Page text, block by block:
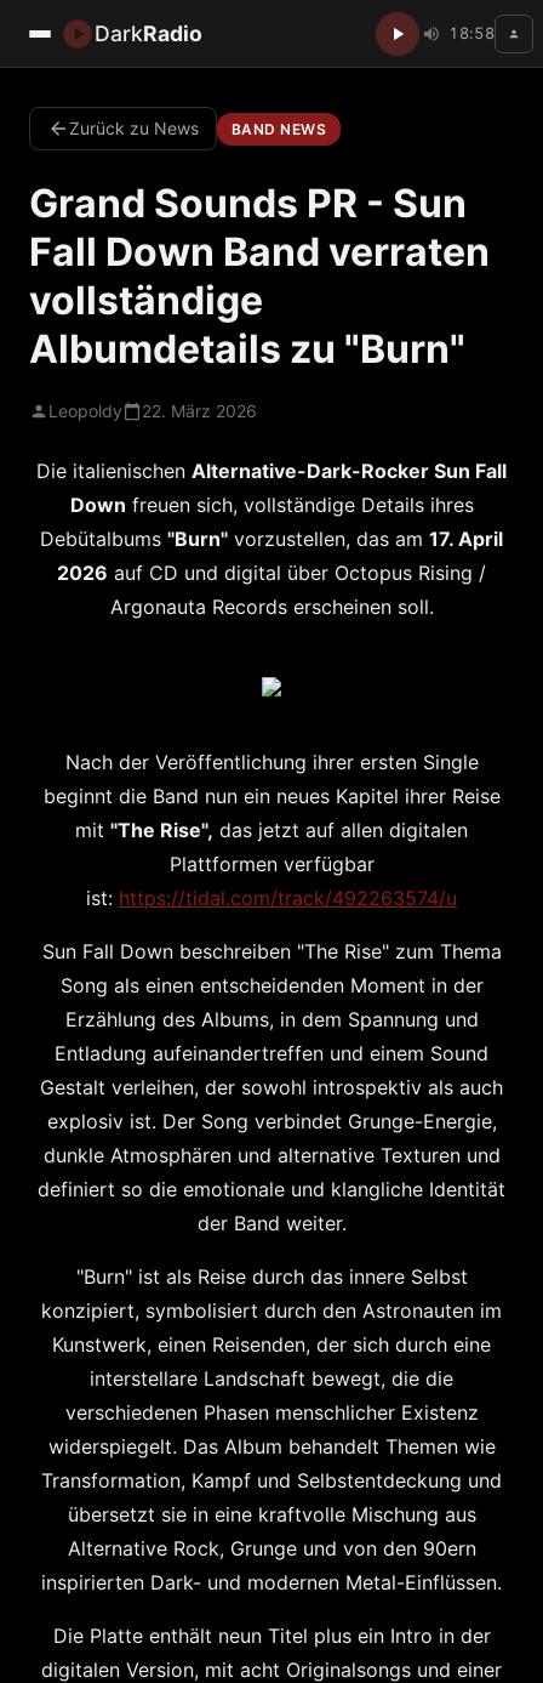
DarkRadio 18:58
Zurück zu News BAND NEWS
Grand Sounds PR - Sun
Fall Down Band verraten
vollständige
Albumdetails zu "Burn"
Leopoldy 22. März 2026
Die italienischen Alternative-Dark-Rocker Sun Fall
Down freuen sich, vollständige Details ihres
Debütalbums "Burn" vorzustellen, das am 17. April
2026 auf CD und digital über Octopus Rising /
Argonauta Records erscheinen soll.
Nach der Veröffentlichung ihrer ersten Single
beginnt die Band nun ein neues Kapitel ihrer Reise
mit "The Rise", das jetzt auf allen digitalen
Plattformen verfügbar
ist: https://tidal.com/track/492263574/u
Sun Fall Down beschreiben "The Rise" zum Thema
Song als einen entscheidenden Moment in der
Erzählung des Albums, in dem Spannung und
Entladung aufeinandertreffen und einem Sound
Gestalt verleihen, der sowohl introspektiv als auch
explosiv ist. Der Song verbindet Grunge-Energie,
dunkle Atmosphären und alternative Texturen und
definiert so die emotionale und klangliche Identität
der Band weiter.
"Burn" ist als Reise durch das innere Selbst
konzipiert, symbolisiert durch den Astronauten im
Kunstwerk, einen Reisenden, der sich durch eine
interstellare Landschaft bewegt, die die
verschiedenen Phasen menschlicher Existenz
widerspiegelt. Das Album behandelt Themen wie
Transformation, Kampf und Selbstentdeckung und
übersetzt sie in eine kraftvolle Mischung aus
Alternative Rock, Grunge und von den 90ern
inspirierten Dark- und modernen Metal-Einflüssen.
Die Platte enthält neun Titel plus ein Intro in der
digitalen Version, mit acht Originalsongs und einer